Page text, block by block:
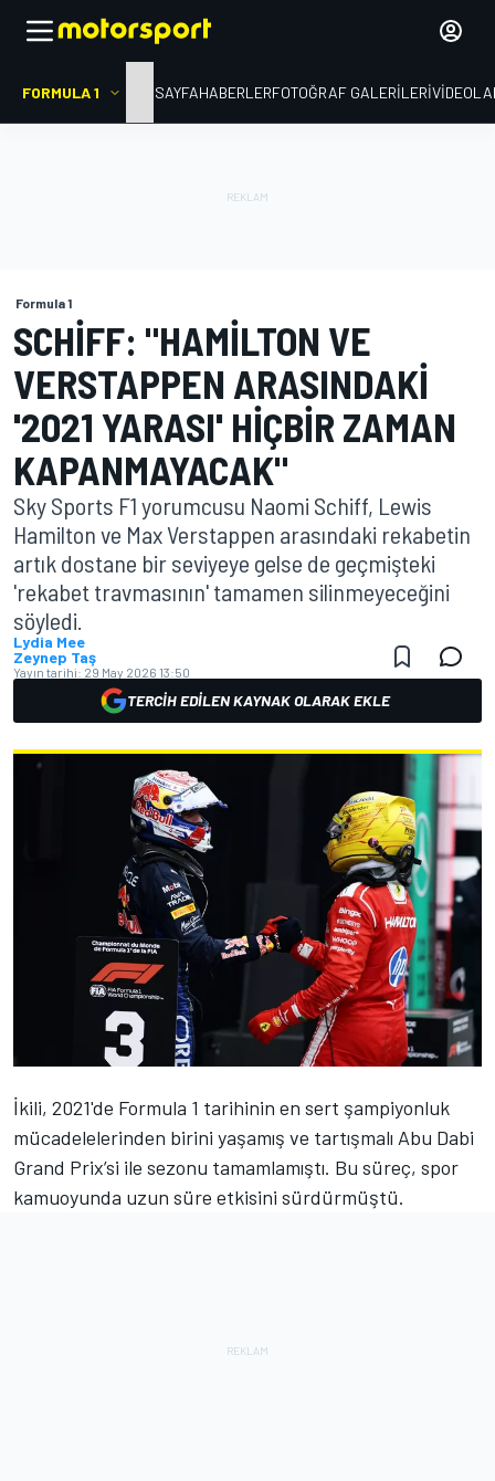
FORMULA 1 ANA SAYFAHABERLERFOTOĞRAF GALERILERI
Formula 1
SCHIFF: "HAMILTON VE
VERSTAPPEN ARASINDAKI
'2021 YARASI' HIÇBIR ZAMAN
KAPANMAYACAK"
Sky Sports F1 yorumcusu Naomi Schiff, Lewis
Hamilton ve Max Verstappen arasındaki rekabetin
artık dostane bir seviyeye gelse de geçmişteki
'rekabet travmasının' tamamen silinmeyeceğini
söyledi.
Lydia Mee
Zeynep Taş
Yayın tarihi: 29 May 2026 13:50
TERCIH EDILEN KAYNAK OLARAK EKLE
İkili, 2021'de Formula 1 tarihinin en sert şampiyonluk
mücadelelerinden birini yaşamış ve tartışmalı Abu Dabi
Grand Prix’si ile sezonu tamamlamıştı. Bu süreç, spor
kamuoyunda uzun süre etkisini sürdürmüştü.